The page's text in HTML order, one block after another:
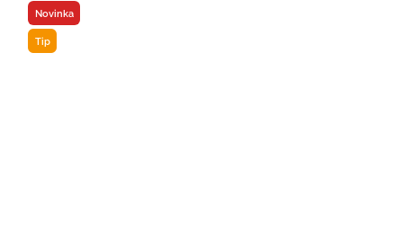
Novinka
Tip